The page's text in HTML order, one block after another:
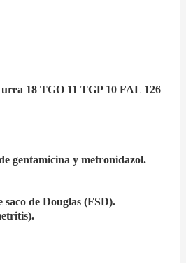
18 TGO 11 TGP 10 FAL 126
gentamicina y metronidazol.
de Douglas (FSD).